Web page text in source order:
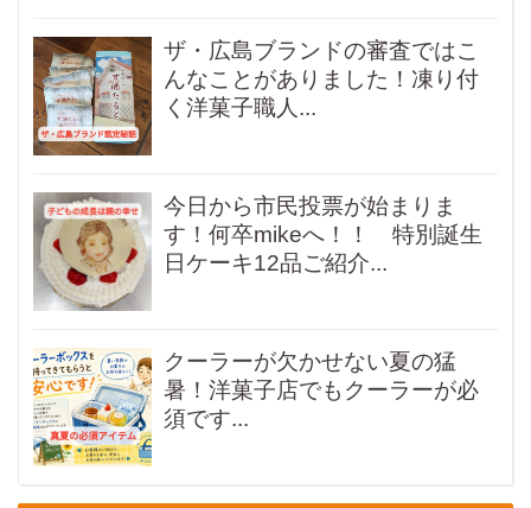
ザ・広島ブランドの審査ではこ
んなことがありました！凍り付
く洋菓子職人...
今日から市民投票が始まりま
す！何卒mikeへ！！ 特別誕生
日ケーキ12品ご紹介...
クーラーが欠かせない夏の猛
暑！洋菓子店でもクーラーが必
須です...